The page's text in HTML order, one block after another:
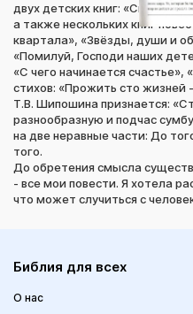
двух детских книг: «Сказки
а также нескольких книг
квартала», «Звёзды, души и
«Помилуй, Господи наших
«С чего начинается счастье»,
стихов: «Прожить сто жизней
Т.В. Шипошина признается:
разнообразную и подчас
на две неравные части: До
того.
До обретения смысла
- все мои повести. Я хотела
что может случиться с
Библия для всех
О нас